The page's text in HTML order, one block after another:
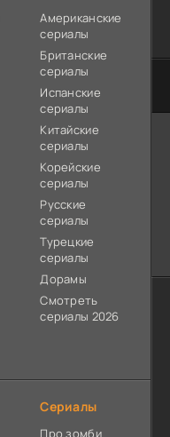
Американские
сериалы
Британские
сериалы
Испанские
сериалы
Китайские
сериалы
Корейские
сериалы
Русские
сериалы
Турецкие
сериалы
Дорамы
Смотреть
сериалы 2026
Сериалы
Про зомби